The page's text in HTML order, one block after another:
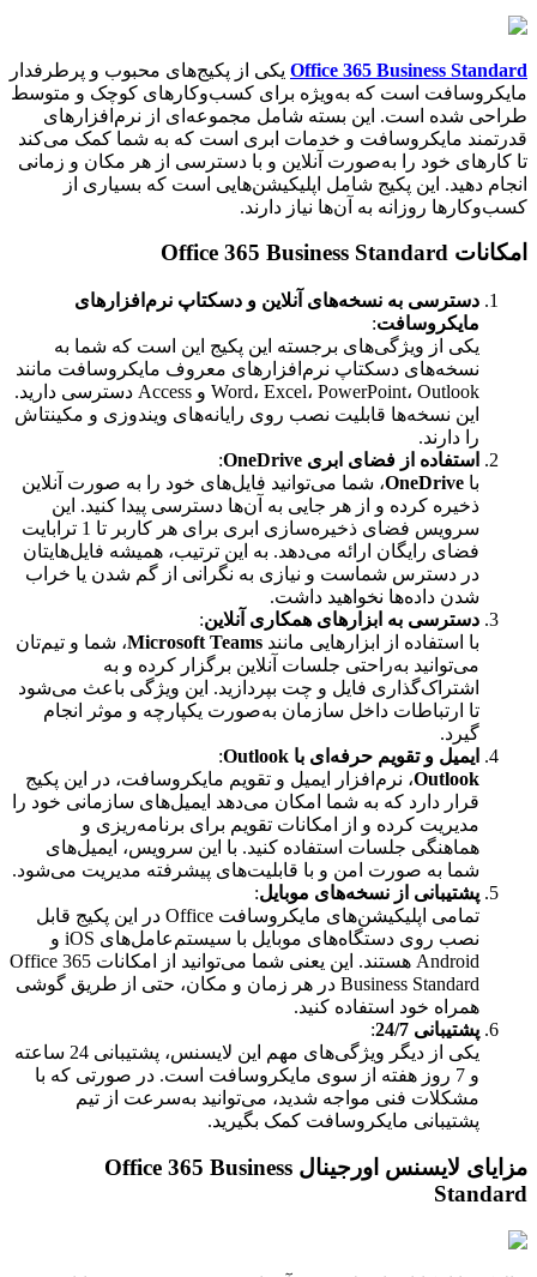
Office 365 Business Standard یکی از پکیج‌های محبوب و پرطرفدار
مایکروسافت است که به‌ویژه برای کسب‌وکارهای کوچک و متوسط
طراحی شده است. این بسته شامل مجموعه‌ای از نرم‌افزارهای
قدرتمند مایکروسافت و خدمات ابری است که به شما کمک می‌کند
تا کارهای خود را به‌صورت آنلاین و با دسترسی از هر مکان و زمانی
انجام دهید. این پکیج شامل اپلیکیشن‌هایی است که بسیاری از
کسب‌وکارها روزانه به آن‌ها نیاز دارند.
امکانات Office 365 Business Standard
دسترسی به نسخه‌های آنلاین و دسکتاپ نرم‌افزارهای
مایکروسافت:
یکی از ویژگی‌های برجسته این پکیج این است که شما به
نسخه‌های دسکتاپ نرم‌افزارهای معروف مایکروسافت مانند
Word، Excel، PowerPoint، Outlook و Access دسترسی دارید.
این نسخه‌ها قابلیت نصب روی رایانه‌های ویندوزی و مکینتاش
را دارند.
استفاده از فضای ابری OneDrive
:
با OneDrive، شما می‌توانید فایل‌های خود را به صورت آنلاین
ذخیره کرده و از هر جایی به آن‌ها دسترسی پیدا کنید. این
سرویس فضای ذخیره‌سازی ابری برای هر کاربر تا 1 ترابایت
فضای رایگان ارائه می‌دهد. به این ترتیب، همیشه فایل‌هایتان
در دسترس شماست و نیازی به نگرانی از گم شدن یا خراب
شدن داده‌ها نخواهید داشت.
دسترسی به ابزارهای همکاری آنلاین:
با استفاده از ابزارهایی مانند Microsoft Teams، شما و تیم‌تان
می‌توانید به‌راحتی جلسات آنلاین برگزار کرده و به
اشتراک‌گذاری فایل و چت بپردازید. این ویژگی باعث می‌شود
تا ارتباطات داخل سازمان به‌صورت یکپارچه و موثر انجام
گیرد.
ایمیل و تقویم حرفه‌ای با Outlook
:
Outlook، نرم‌افزار ایمیل و تقویم مایکروسافت، در این پکیج
قرار دارد که به شما امکان می‌دهد ایمیل‌های سازمانی خود را
مدیریت کرده و از امکانات تقویم برای برنامه‌ریزی و
هماهنگی جلسات استفاده کنید. با این سرویس، ایمیل‌های
شما به صورت امن و با قابلیت‌های پیشرفته مدیریت می‌شود.
پشتیبانی از نسخه‌های موبایل:
تمامی اپلیکیشن‌های مایکروسافت Office در این پکیج قابل
نصب روی دستگاه‌های موبایل با سیستم‌عامل‌های iOS و
Android هستند. این یعنی شما می‌توانید از امکانات Office 365
Business Standard در هر زمان و مکان، حتی از طریق گوشی
همراه خود استفاده کنید.
پشتیبانی 24/7
:
یکی از دیگر ویژگی‌های مهم این لایسنس، پشتیبانی 24 ساعته
و 7 روز هفته از سوی مایکروسافت است. در صورتی که با
مشکلات فنی مواجه شدید، می‌توانید به‌سرعت از تیم
پشتیبانی مایکروسافت کمک بگیرید.
مزایای لایسنس اورجینال Office 365 Business
Standard